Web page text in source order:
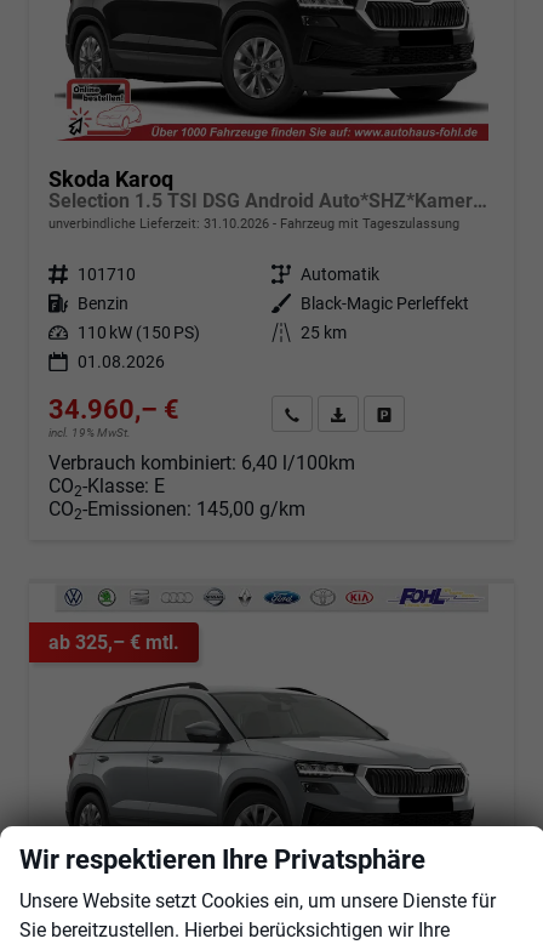
Skoda Karoq
Selection 1.5 TSI DSG Android Auto*SHZ*Kamera*Keyless*PDC v/h*Klimaauto*SUNSET*LED
unverbindliche Lieferzeit: 31.10.2026 Fahrzeug mit Tageszulassung
Fahrzeugnr. 101710 Getriebe Automatik
Kraftstoff Benzin Außenfarbe
Black-Magic Perleffekt
Leistung 110 kW (150 PS) Kilometerstand 25 km
01.08.2026
34.960,– €
incl. 19% MwSt.
Angebot anfordern
Fahrzeugexpose (PDF)
Verbrauch kombiniert: 6,40 l/100km
CO2-Klasse: E
CO2-Emissionen: 145,00 g/km
ab 325,– € mtl.
Wir respektieren Ihre Privatsphäre
Unsere Website setzt Cookies ein, um unsere Dienste für
Sie bereitzustellen. Hierbei berücksichtigen wir Ihre